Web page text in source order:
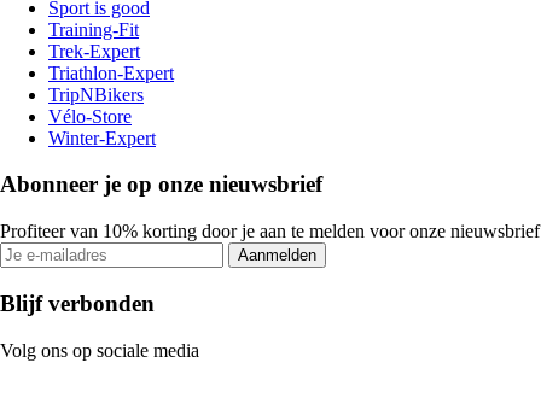
Sport is good
Training-Fit
Trek-Expert
Triathlon-Expert
TripNBikers
Vélo-Store
Winter-Expert
Abonneer je op onze nieuwsbrief
Profiteer van 10% korting door je aan te melden voor onze nieuwsbrief
Aanmelden
Blijf verbonden
Volg ons op sociale media